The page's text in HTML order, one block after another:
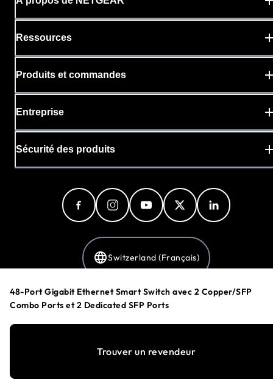
48-Port Gigabit Ethernet Smart Switch avec 2 Copper/SFP
Combo Ports et 2 Dedicated SFP Ports
Trouver un revendeur
Ressources
Produits et commandes
Entreprise
Sécurité des produits
Switzerland (Français)
Politique de confidentialité
Préférences en matière de cookies
©1996-2026 NETGEAR®